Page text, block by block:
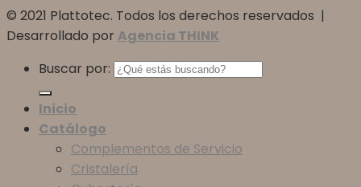
© 2021 Plattotec. Todos los derechos reservados |
Desarrollado por Agencia THINK
Buscar por:
Inicio
Catálogo
Complementos de Servicio
Cristalería